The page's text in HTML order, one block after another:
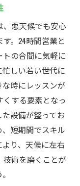
、悪天候でも安心
。24時間営業と
の合間に気軽に
しい若い世代に
時にレッスンが
する要素となっ
設備が整ってお
短期間でスキル
り、天候に左右
術を磨くことが